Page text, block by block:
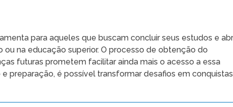
para aqueles que buscam concluir seus estudos e
na educação superior. O processo de obtenção do
futuras prometem facilitar ainda mais o acesso a essa
preparação, é possível transformar desafios em